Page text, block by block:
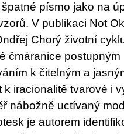
písmo jako na
V publikaci Not
Chorý životní
čmáranice postupným
k čitelným a
k iracionalitě tvarové i
nábožně uctívaný
je autorem